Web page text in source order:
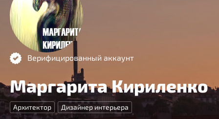
Верифицированный аккаунт
Маргарита Кириленко
Архитектор Дизайнер интерьера